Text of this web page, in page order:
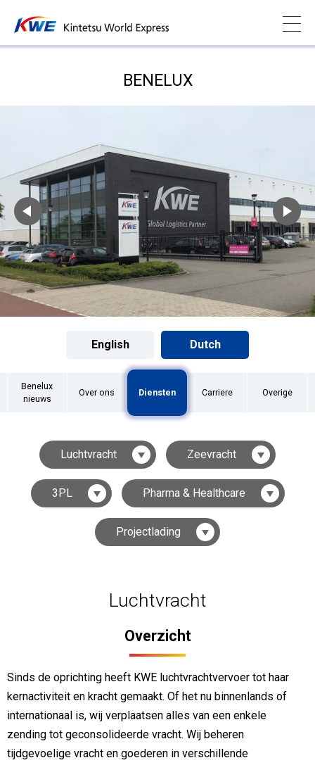
BENELUX
English Dutch
Benelux
nieuws
Over ons Diensten Carriere Overige
Luchtvracht Zeevracht
3PL Pharma & Healthcare
Projectlading
Luchtvracht
Overzicht
Sinds de oprichting heeft KWE luchtvrachtvervoer tot haar
kernactiviteit en kracht gemaakt. Of het nu binnenlands of
internationaal is, wij verplaatsen alles van een enkele
zending tot geconsolideerde vracht. Wij beheren
tijdgevoelige vracht en goederen in verschillende